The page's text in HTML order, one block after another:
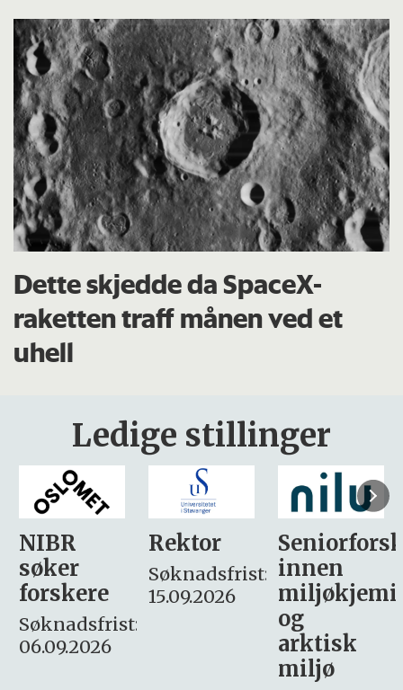
Dette skjedde da SpaceX-
raketten traff månen ved et
uhell
Ledige stillinger
Rektor
Søknadsfrist:
15.09.2026
Seniorforsker
innen
miljøkjemi
søker
– fast
Søknadsfrist:
16. august.